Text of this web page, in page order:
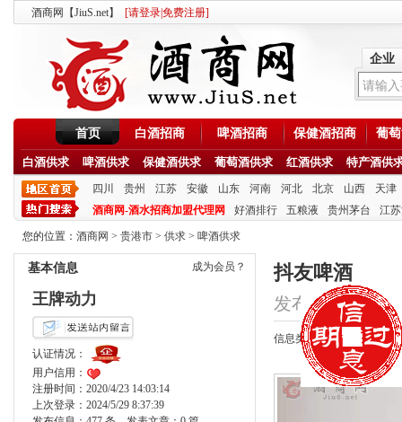
酒商网【JiuS.net】 [请登录免费注册]
企业
首页 白酒招商 啤酒招商 保健酒招商 葡
白酒供求 啤酒供求 保健酒供求 葡萄酒供求 红酒供求 特产酒供
四川 贵州 江苏 安徽 山东 河南 河北 北京 山西
天津
酒商网-酒水招商加盟代理网
好酒排行 五粮液 贵州茅台 江
您的位置： 酒商网 > 贵港市 > 供求 > 啤酒供求
成为会员？
基本信息
王牌动力
认证情况：
用户信用：
注册时间：2020/4/23 14:03:14
上次登录：2024/5/29 8:37:39
抖友啤酒
发布时间：
信息类型：供应